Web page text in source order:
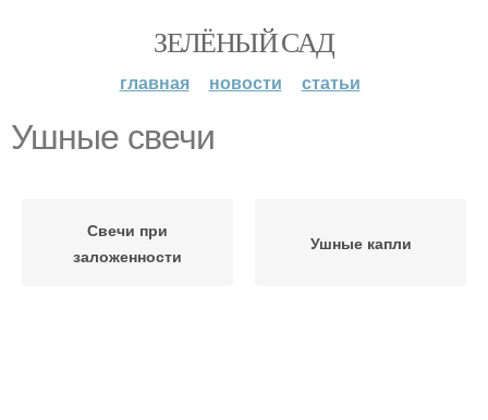
ЗЕЛЁНЫЙ САД
главная новости статьи
Ушные свечи
Свечи при
заложенности
Ушные капли